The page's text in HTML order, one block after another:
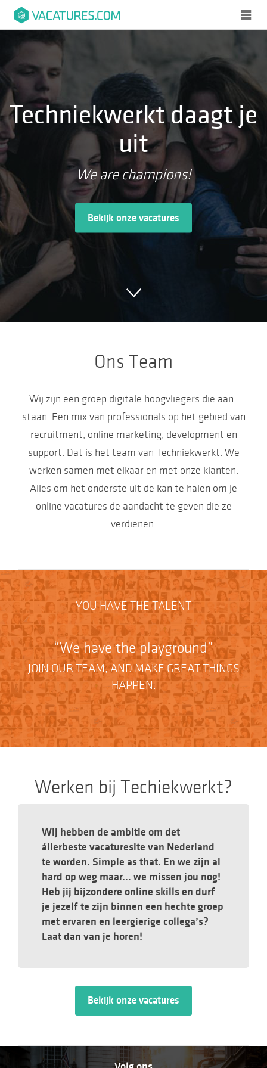
Techniekwerkt daagt je
uit
We are champions!
Bekijk onze vacatures
Ons Team
Wij zijn een groep digitale hoogvliegers die aan-
staan. Een mix van professionals op het gebied van
recruitment, online marketing, development en
support. Dat is het team van Techniekwerkt. We
werken samen met elkaar en met onze klanten.
Alles om het onderste uit de kan te halen om je
online vacatures de aandacht te geven die ze
verdienen.
YOU HAVE THE TALENT
We have the playground
JOIN OUR TEAM, AND MAKE GREAT THINGS
HAPPEN.
Werken bij Techiekwerkt?
Wij hebben de ambitie om det
állerbeste vacaturesite van Nederland
te worden. Simple as that. En we zijn al
hard op weg maar… we missen jou nog!
Heb jij bijzondere online skills en durf
je jezelf te zijn binnen een hechte groep
met ervaren en leergierige collega’s?
Laat dan van je horen!
Bekijk onze vacatures